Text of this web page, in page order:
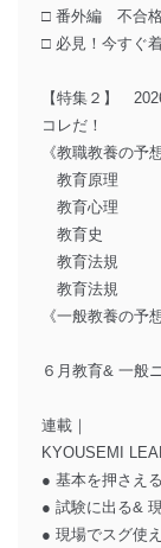
□ 番外編 不合
□ 必見！今すぐ
【特集２】
コレだ！
《教職教養の予
教育原理
教育心理
教育史
教育法規
教育法規
《一般教養の予
６月教育& 一般
連載｜
KYOUSEMI
● 基本を押さえ
● 試験に出る&
● 現場でスグ使